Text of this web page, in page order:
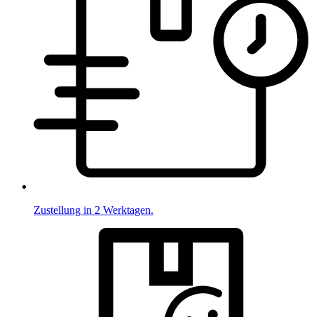
Zustellung in 2 Werktagen.